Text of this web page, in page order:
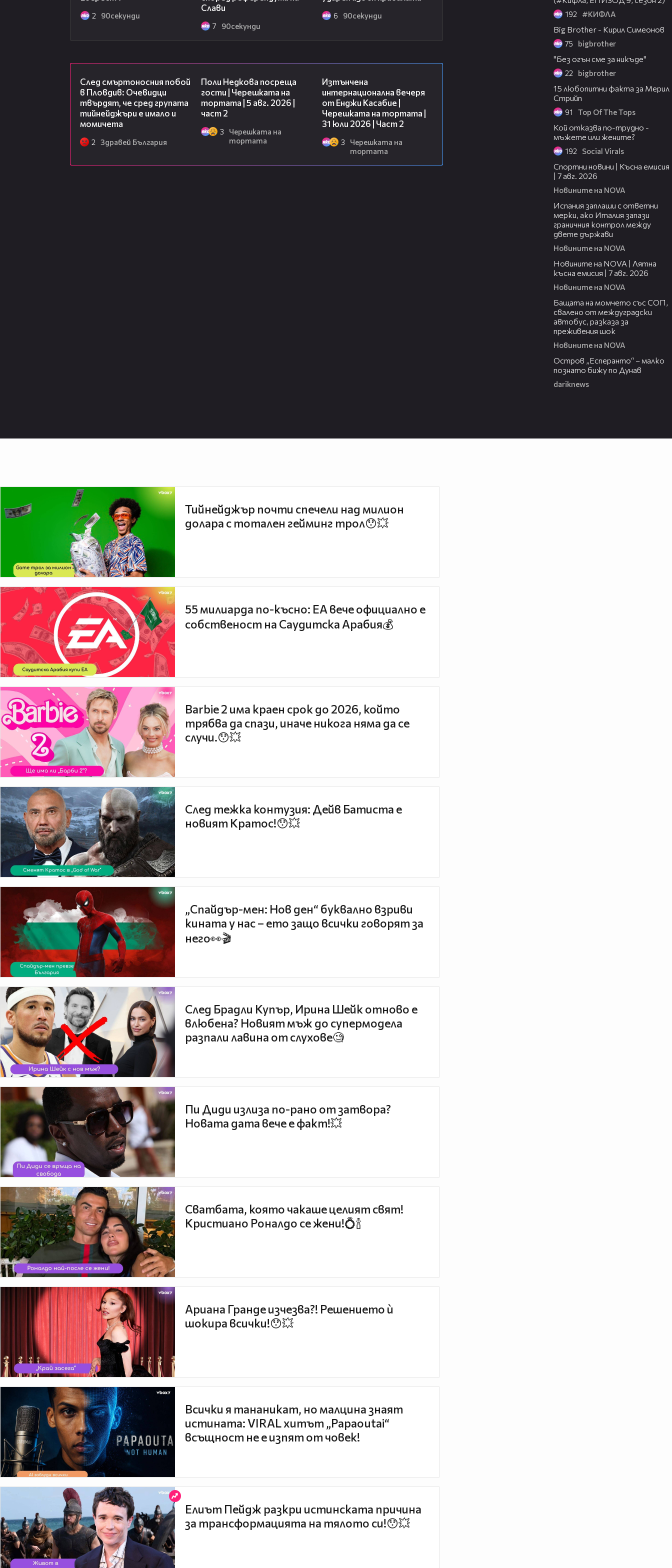
http://www.vesti.bg/sviat/amerika/klintyn-znaeh-za-pnevmoniiata-no-ne-
si-pochinah-6058710
Новина 4: В Арктика намериха легендарен кораб, потънал преди 170
години -http://www.vesti.bg/lyubopitno/lyubopitno/nameriha-
2 90секунди
Слави
7 90секунди
6 90секунди
След смъртоносния побой
в Пловдив: Очевидци
твърдят, че сред групата
тийнейджъри е имало и
момичета
2 Здравей България
Поли Недкова посреща
гости | Черешката на
тортата | 5 авг. 2026 |
част 2
3
Черешката на
тортата
Изтънчена
интернационална вечеря
от Енджи Касабие |
Черешката на тортата |
31 юли 2026 | Част 2
3
Черешката на
тортата
192 #КИФЛА
Big Brother - Кирил Симеонов
75 bigbrother
"Без огън сме за никъде"
22 bigbrother
15 любопитни факта за Мерил
Стрийп
91 Top Of The Tops
Кой отказва по-трудно -
мъжете или жените?
192 Social Virals
Спортни новини | Късна емисия
| 7 авг. 2026
Новините на NOVA
Испания заплаши с ответни
мерки, ако Италия запази
граничния контрол между
двете държави
Новините на NOVA
Новините на NOVA | Лятна
късна емисия | 7 авг. 2026
Новините на NOVA
Бащата на момчето със СОП,
свалено от междуградски
автобус, разказа за
преживения шок
Новините на NOVA
Остров „Есперанто“ – малко
познато бижу по Дунав
dariknews
Тийнейджър почти спечели над милион
долара с тотален гейминг трол😯💥
55 милиарда по-късно: EA вече официално е
собственост на Саудитска Арабия💰
Barbie 2 има краен срок до 2026, който
трябва да спази, иначе никога няма да се
случи.😯💥
След тежка контузия: Дейв Батиста е
новият Кратос!😯💥
„Спайдър-мен: Нов ден“ буквално взриви
кината у нас – ето защо всички говорят за
него👀🎬
След Брадли Купър, Ирина Шейк отново е
влюбена? Новият мъж до супермодела
разпали лавина от слухове🧐
Пи Диди излиза по-рано от затвора?
Новата дата вече е факт!💥
Сватбата, която чакаше целият свят!
Кристиано Роналдо се жени!💍🍾
Ариана Гранде изчезва?! Решението ѝ
шокира всички!😯💥
Всички я тананикат, но малцина знаят
истината: VIRAL хитът „Papaoutai“
всъщност не е изпят от човек!
Елиът Пейдж разкри истинската причина
за трансформацията на тялото си!😯💥